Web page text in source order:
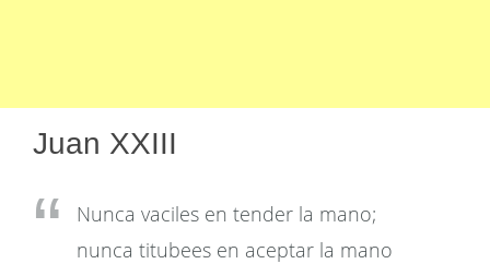
Juan XXIII
Nunca vaciles en tender la mano;
nunca titubees en aceptar la mano